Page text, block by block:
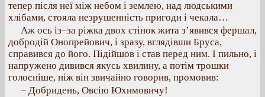
тепер після неї між небом і землею, над людськими
хлібами, стояла незрушенність пригоди і чекала…
Аж ось із–за ріжка двох стінок жита з’явився фершал,
добродій Онопрейович, і зразу, вглядівши Бруса,
справився до його. Підійшов і став перед ним. І пильно, і
напружено дивився якусь хвилину, а потім трошки
голосніше, ніж він звичайно говорив, промовив:
– Добридень, Овсію Юхимовичу!